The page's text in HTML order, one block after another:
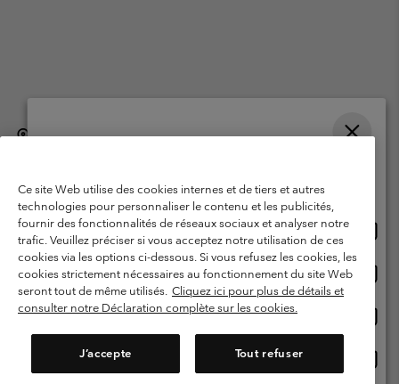
België (Nederlands) | English ›| français ›
Gebruiksvoorwaarden
Verkoopvoorwaarden
Garantie
Privacybeleid
Gebruiksvoorwaarden voor lidmaatschap
Voorwaarden voor door gebruikers gegenereerde inhoud
Impressum
Cookies
Ce site Web utilise des cookies internes et de tiers et autres
technologies pour personnaliser le contenu et les publicités,
fournir des fonctionnalités de réseaux sociaux et analyser notre
trafic. Veuillez préciser si vous acceptez notre utilisation de ces
cookies via les options ci-dessous. Si vous refusez les cookies, les
cookies strictement nécessaires au fonctionnement du site Web
seront tout de même utilisés. Cliquez ici pour plus de détails et
consulter notre Déclaration complète sur les cookies.
J’accepte Tout refuser
Online shoppen beschikbaar
United States
Belgium-English
Belgium-Français
Belgium-Dutch